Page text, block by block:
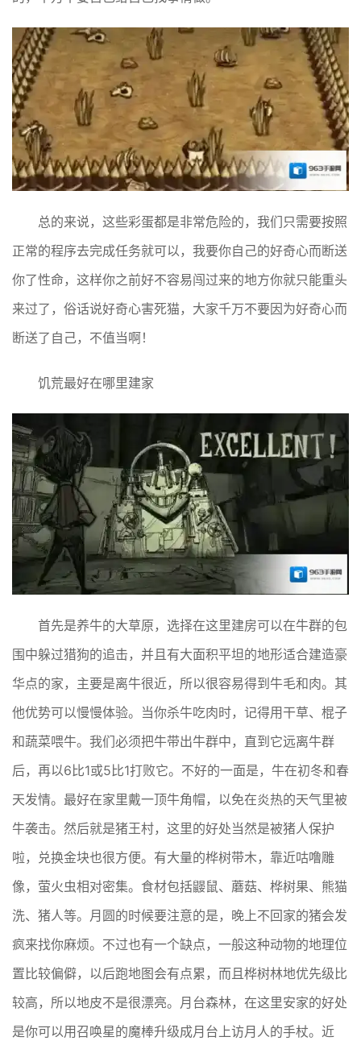
总的来说，这些彩蛋都是非常危险的，我们只需要按照
正常的程序去完成任务就可以，我要你自己的好奇心而断送
你了性命，这样你之前好不容易闯过来的地方你就只能重头
来过了，俗话说好奇心害死猫，大家千万不要因为好奇心而
断送了自己，不值当啊！
饥荒最好在哪里建家
首先是养牛的大草原，选择在这里建房可以在牛群的包
围中躲过猎狗的追击，并且有大面积平坦的地形适合建造豪
华点的家，主要是离牛很近，所以很容易得到牛毛和肉。其
他优势可以慢慢体验。当你杀牛吃肉时，记得用干草、棍子
和蔬菜喂牛。我们必须把牛带出牛群中，直到它远离牛群
后，再以6比1或5比1打败它。不好的一面是，牛在初冬和春
天发情。最好在家里戴一顶牛角帽，以免在炎热的天气里被
牛袭击。然后就是猪王村，这里的好处当然是被猪人保护
啦，兑换金块也很方便。有大量的桦树带木，靠近咕噜雕
像，萤火虫相对密集。食材包括鼹鼠、蘑菇、桦树果、熊猫
洗、猪人等。月圆的时候要注意的是，晚上不回家的猪会发
疯来找你麻烦。不过也有一个缺点，一般这种动物的地理位
置比较偏僻，以后跑地图会有点累，而且桦树林地优先级比
较高，所以地皮不是很漂亮。月台森林，在这里安家的好处
是你可以用召唤星的魔棒升级成月台上访月人的手杖。近